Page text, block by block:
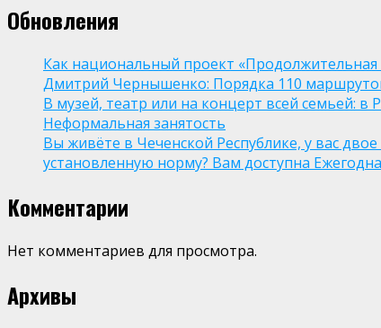
Обновления
Как национальный проект
Дмитрий Чернышенко: Порядка 110 маршрутов
В музей, театр или на концерт всей семьей: в
Неформальная занятость
Вы живёте в Чеченской Республике, у вас
установленную норму? Вам доступна
Комментарии
Нет комментариев для просмотра.
Архивы